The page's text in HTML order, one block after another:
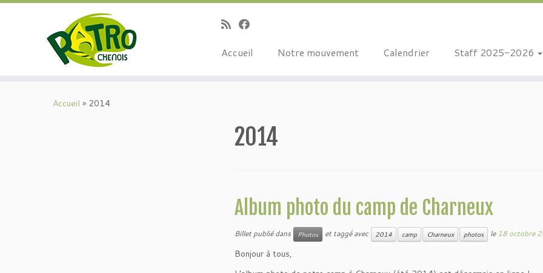
Passer
Accueil Notre mouvement Calendrier Staff 2025-2026
Accueil » 2014
2014
Album photo du camp de Charneux
Billet publié dans Photos et taggé avec 2014 camp Charneux photos le 18 octobre
Bonjour à tous,